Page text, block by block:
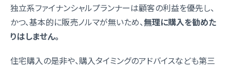
独立系ファイナンシャルプランナーは顧客の利益を優先し、
かつ、基本的に販売ノルマが無いため、無理に購入を勧めた
りはしません。
住宅購入の是非や、購入タイミングのアドバイスなども第三